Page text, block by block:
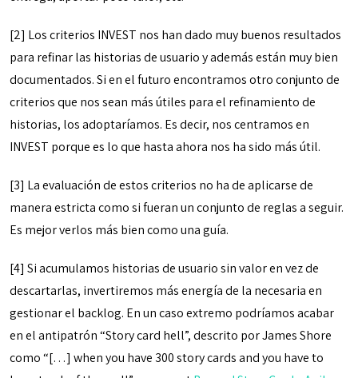
[2] Los criterios INVEST nos han dado muy buenos resultados
para refinar las historias de usuario y además están muy bien
documentados. Si en el futuro encontramos otro conjunto de
criterios que nos sean más útiles para el refinamiento de
historias, los adoptaríamos. Es decir, nos centramos en
INVEST porque es lo que hasta ahora nos ha sido más útil.
[3] La evaluación de estos criterios no ha de aplicarse de
manera estricta como si fueran un conjunto de reglas a seguir.
Es mejor verlos más bien como una guía.
[4] Si acumulamos historias de usuario sin valor en vez de
descartarlas, invertiremos más energía de la necesaria en
gestionar el backlog. En un caso extremo podríamos acabar
en el antipatrón “Story card hell”, descrito por James Shore
como “[…] when you have 300 story cards and you have to